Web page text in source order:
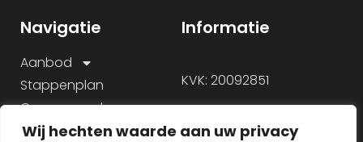
Wij hechten waarde aan uw privacy
Navigatie
Aanbod
Stappenplan
Onze aanpak
Over ons
Informatie
KVK: 20092851